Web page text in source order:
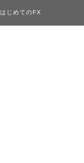
じめてのFX